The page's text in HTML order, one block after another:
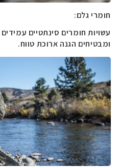
חומרי גלם:
עשויות חומרים סינתטיים
ומבטיחים הגנה ארוכת טווח.